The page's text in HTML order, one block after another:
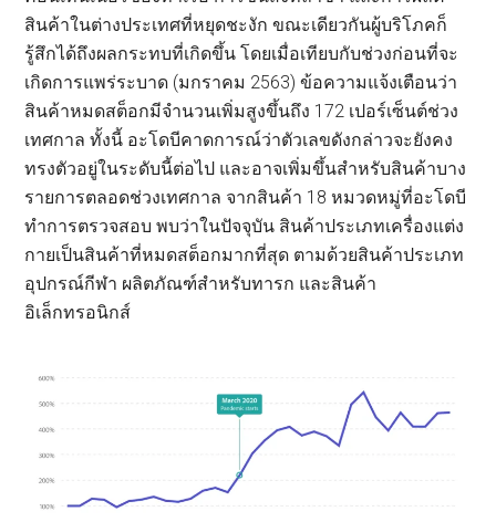
สินค้าในต่างประเทศที่หยุดชะงัก ขณะเดียวกันผู้บริโภคก็
รู้สึกได้ถึงผลกระทบที่เกิดขึ้น โดยเมื่อเทียบกับช่วงก่อนที่จะ
เกิดการแพร่ระบาด (มกราคม 2563) ข้อความแจ้งเตือนว่า
สินค้าหมดสต็อกมีจำนวนเพิ่มสูงขึ้นถึง 172 เปอร์เซ็นต์ช่วง
เทศกาล ทั้งนี้ อะโดบีคาดการณ์ว่าตัวเลขดังกล่าวจะยังคง
ทรงตัวอยู่ในระดับนี้ต่อไป และอาจเพิ่มขึ้นสำหรับสินค้าบาง
รายการตลอดช่วงเทศกาล จากสินค้า 18 หมวดหมู่ที่อะโดบี
ทำการตรวจสอบ พบว่าในปัจจุบัน สินค้าประเภทเครื่องแต่ง
กายเป็นสินค้าที่หมดสต็อกมากที่สุด ตามด้วยสินค้าประเภท
อุปกรณ์กีฬา ผลิตภัณฑ์สำหรับทารก และสินค้า
อิเล็กทรอนิกส์